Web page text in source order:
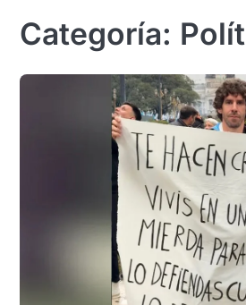
Categoría: